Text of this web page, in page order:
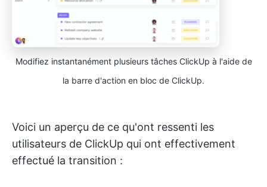
Modifiez instantanément plusieurs tâches ClickUp à l'aide de
la barre d'action en bloc de ClickUp.
Voici un aperçu de ce qu'ont ressenti les
utilisateurs de ClickUp qui ont effectivement
effectué la transition :